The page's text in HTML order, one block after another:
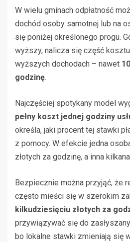
W wielu gminach odpłatność
dochód osoby samotnej lub na
się poniżej określonego progu.
wyższy, nalicza się część
wyższych dochodach – nawet
godzinę.
Najczęściej spotykany model
pełny koszt jednej godziny
określa, jaki procent tej stawki
z pomocy. W efekcie jedna
złotych za godzinę, a inna
Bezpiecznie można przyjąć, że
często mieści się w szerokim
kilkudziesięciu złotych za
przywiązywać się do
bo lokalne stawki zmieniają się